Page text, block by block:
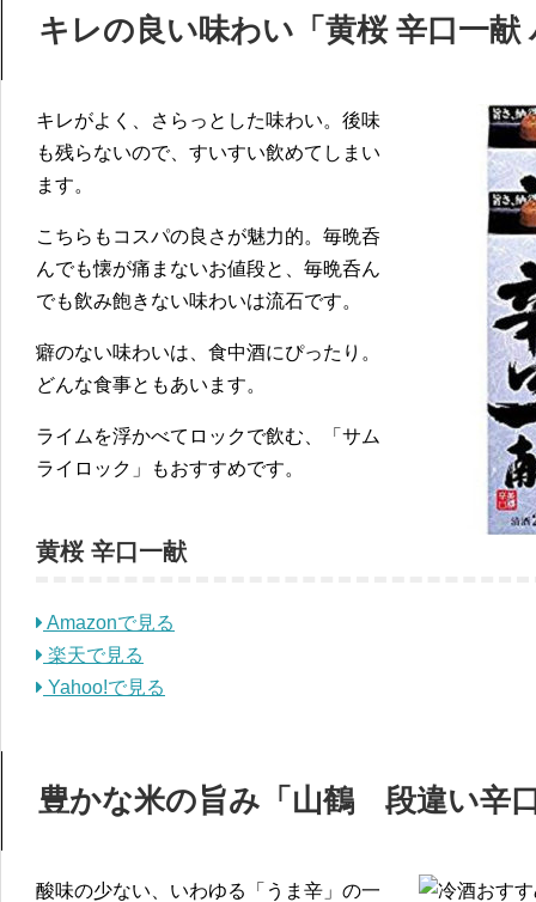
キレの良い味わい「黄桜 辛口一献
キレがよく、さらっとした味わい。後味
も残らないので、すいすい飲めてしまい
ます。
こちらもコスパの良さが魅力的。毎晩呑
んでも懐が痛まないお値段と、毎晩呑ん
でも飲み飽きない味わいは流石です。
癖のない味わいは、食中酒にぴったり。
どんな食事ともあいます。
ライムを浮かべてロックで飲む、「サム
ライロック」もおすすめです。
黄桜 辛口一献
Amazonで見る
楽天で見る
Yahoo!で見る
豊かな米の旨み「山鶴 段違い辛
酸味の少ない、いわゆる「うま辛」の一